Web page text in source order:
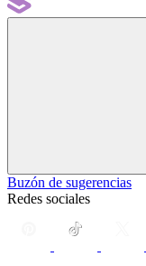
Buzón de sugerencias
Redes sociales